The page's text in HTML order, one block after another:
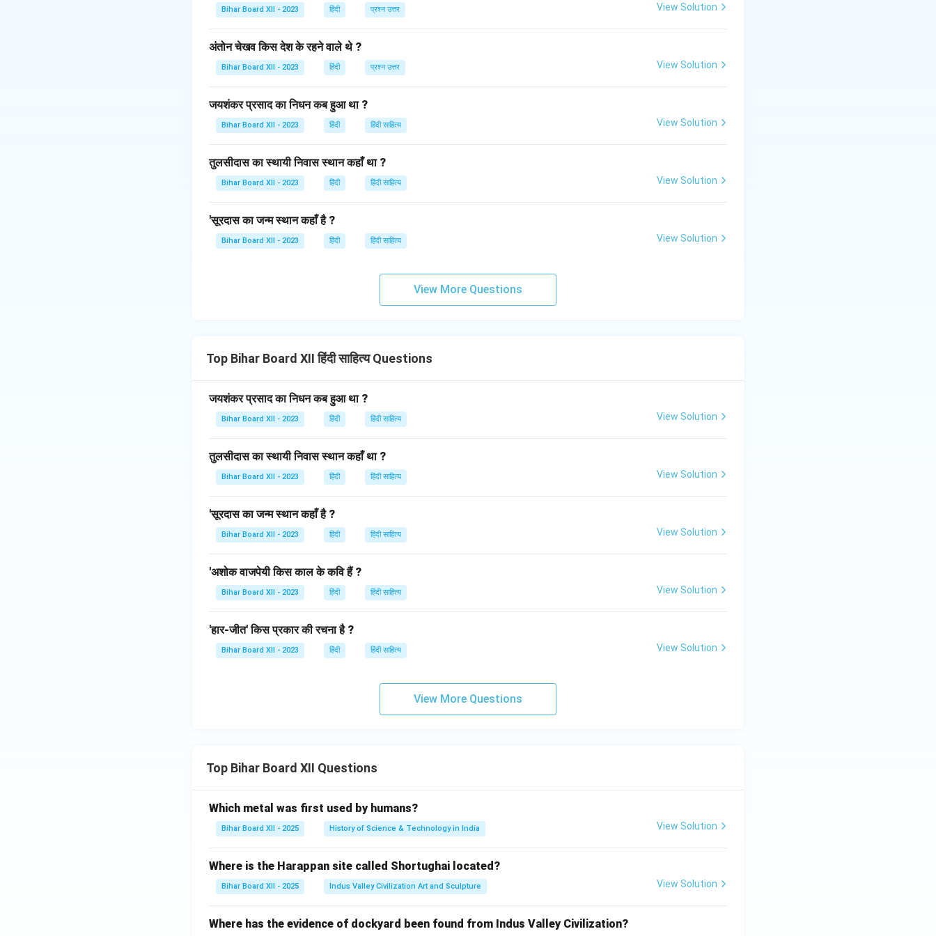
लेकिन प्रभावशाली है, और यह पाठकों को सोचने पर मजबूर करती है कि सत्ता का असली उद्देश्य जनसेवा होना चाहिए, न कि निजी
Download Solution in PDF
Bihar Board XII - 2023 हिंदी प्रश्न उत्तर View Solution
अंतोन चेखव किस देश के रहने वाले थे ?
Bihar Board XII - 2023 हिंदी प्रश्न उत्तर View Solution
जयशंकर प्रसाद का निधन कब हुआ था ?
Bihar Board XII - 2023 हिंदी हिंदी साहित्य View Solution
तुलसीदास का स्थायी निवास स्थान कहाँ था ?
Bihar Board XII - 2023 हिंदी हिंदी साहित्य View Solution
'सूरदास का जन्म स्थान कहाँ है ?
Bihar Board XII - 2023 हिंदी हिंदी साहित्य View Solution
View More Questions
Top Bihar Board XII हिंदी साहित्य Questions
जयशंकर प्रसाद का निधन कब हुआ था ?
Bihar Board XII - 2023 हिंदी हिंदी साहित्य View Solution
तुलसीदास का स्थायी निवास स्थान कहाँ था ?
Bihar Board XII - 2023 हिंदी हिंदी साहित्य View Solution
'सूरदास का जन्म स्थान कहाँ है ?
Bihar Board XII - 2023 हिंदी हिंदी साहित्य View Solution
'अशोक वाजपेयी किस काल के कवि हैं ?
Bihar Board XII - 2023 हिंदी हिंदी साहित्य View Solution
'हार-जीत' किस प्रकार की रचना है ?
Bihar Board XII - 2023 हिंदी हिंदी साहित्य View Solution
View More Questions
Top Bihar Board XII Questions
Which metal was first used by humans?
Bihar Board XII - 2025 History of Science & Technology in India View Solution
Where is the Harappan site called Shortughai located?
Bihar Board XII - 2025 Indus Valley Civilization Art and Sculpture View Solution
Where has the evidence of dockyard been found from Indus Valley Civilization?